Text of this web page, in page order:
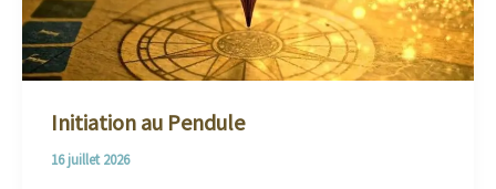
Initiation au Pendule
16 juillet 2026